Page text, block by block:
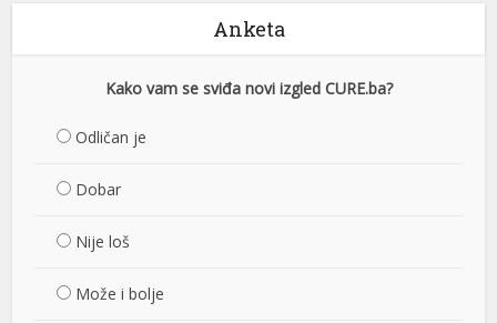
Anketa
Kako vam se sviđa novi izgled CURE.ba?
Odličan je
Dobar
Nije loš
Može i bolje